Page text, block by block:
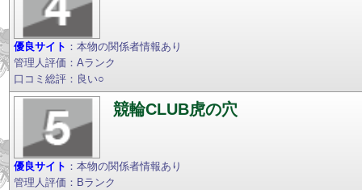
優良サイト ：本物の関係者情報あり
管理人評価：Aランク
口コミ総評：良い○
競輪CLUB虎の穴
優良サイト ：本物の関係者情報あり
管理人評価：Bランク